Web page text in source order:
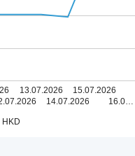
HKD
13.07.2026
14.07.2026
15.07.2026
16.0…